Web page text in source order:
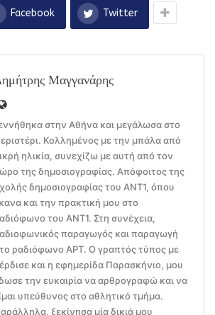
Facebook Twitter
Μαγγανάρης
στην Αθήνα και μεγάλωσα στο
Κολλημένος με την μπάλα από
ηλικία, συνεχίζω με αυτή από τον
της δημοσιογραφίας. Απόφοιτος της
δημοσιογραφίας του ΑΝΤ1, όπου
και την πρακτική μου στο
του ΑΝΤ1. Στη συνέχεια,
παραγωγός και παραγωγή
ραδιόφωνο ΑΡΤ. Ο γραπτός τύπος με
και η εφημερίδα Παρασκήνιο, μου
την ευκαιρία να αρθρογραφώ και να
υπεύθυνος στο αθλητικό τμήμα.
ξεκίνησα μία δικιά μου